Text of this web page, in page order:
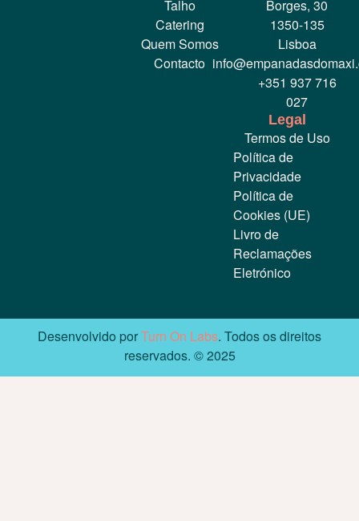
Talho
Catering
Quem Somos
Contacto
Borges, 30
1350-135
Lisboa
+351 937 716
027
Legal
Termos de Uso
Política de
Privacidade
Política de
Cookies (UE)
Livro de
Reclamações
Eletrónico
Desenvolvido porTurn On Labs. Todos os direitos
reservados. © 2025